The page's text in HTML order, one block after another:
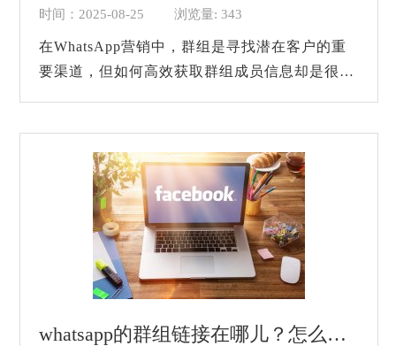
时间：2025-08-25 浏览量: 343
在WhatsApp营销中，群组是寻找潜在客户的重
要渠道，但如何高效获取群组成员信息却是很多
whatsapp的群组链接在哪儿？怎么提取群成员列表？